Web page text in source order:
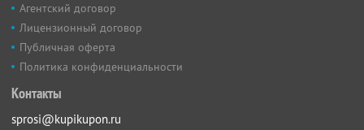
Агентский договор
Лицензионный договор
Публичная оферта
Политика конфиденциальности
Контакты
sprosi@kupikupon.ru